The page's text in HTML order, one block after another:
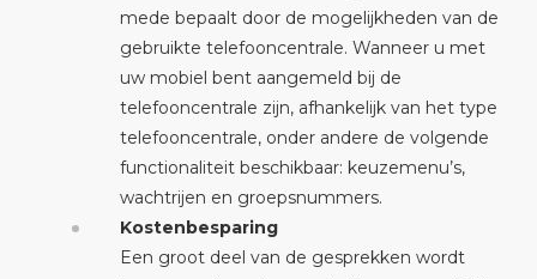
mede bepaalt door de mogelijkheden van de
gebruikte telefooncentrale. Wanneer u met
uw mobiel bent aangemeld bij de
telefooncentrale zijn, afhankelijk van het type
telefooncentrale, onder andere de volgende
functionaliteit beschikbaar: keuzemenu’s,
wachtrijen en groepsnummers.
Kostenbesparing
Een groot deel van de gesprekken wordt